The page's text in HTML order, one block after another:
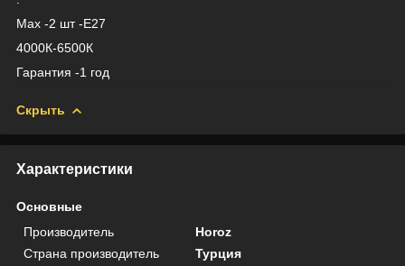
Max -2 шт -Е27
4000К-6500К
Гарантия -1 год
Скрыть
Характеристики
Основные
Производитель
Horoz
Страна производитель
Турция